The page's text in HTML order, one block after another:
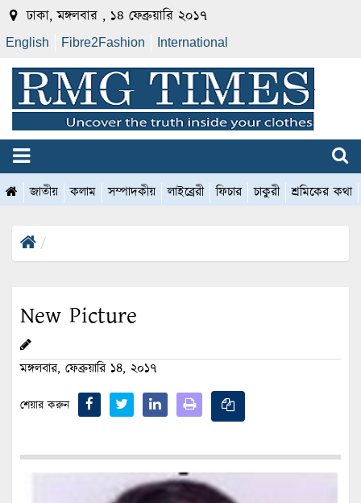
ঢাকা, মঙ্গলবার , ১৪ ফেব্রুয়ারি ২০১৭
English Fibre2Fashion International
জাতীয় কলাম সম্পাদকীয় লাইব্রেরী ফিচার চাকুরী শ্রমিকের কথা
New Picture
মঙ্গলবার, ফেব্রুয়ারি ১৪, ২০১৭
শেয়ার করুন